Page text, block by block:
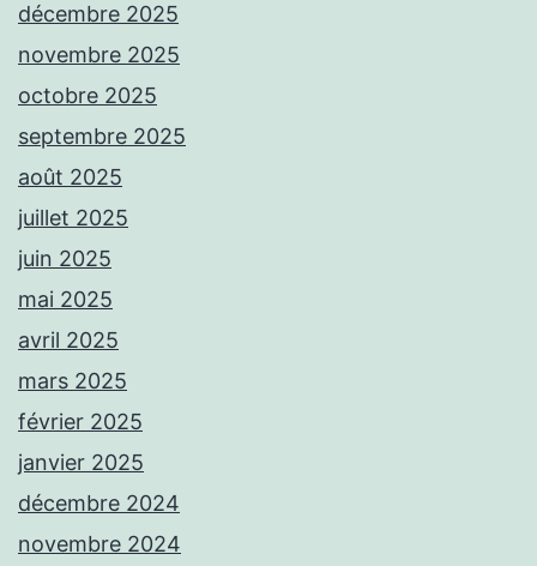
décembre 2025
novembre 2025
octobre 2025
septembre 2025
août 2025
juillet 2025
juin 2025
mai 2025
avril 2025
mars 2025
février 2025
janvier 2025
décembre 2024
novembre 2024